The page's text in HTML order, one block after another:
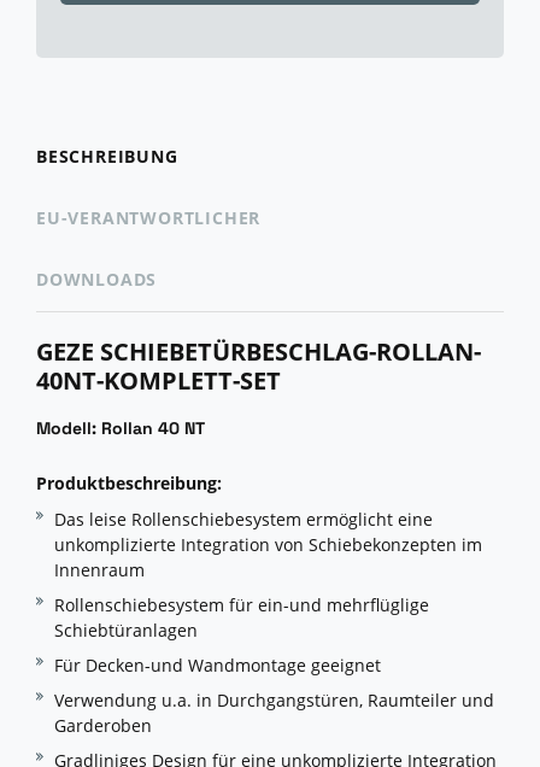
BESCHREIBUNG
EU-VERANTWORTLICHER
DOWNLOADS
GEZE SCHIEBETÜRBESCHLAG-ROLLAN-
40NT-KOMPLETT-SET
Modell: Rollan 40 NT
Produktbeschreibung:
Das leise Rollenschiebesystem ermöglicht eine
unkomplizierte Integration von Schiebekonzepten im
Innenraum
Rollenschiebesystem für ein-und mehrflüglige
Schiebtüranlagen
Für Decken-und Wandmontage geeignet
Verwendung u.a. in Durchgangstüren, Raumteiler und
Garderoben
Gradliniges Design für eine unkomplizierte Integration